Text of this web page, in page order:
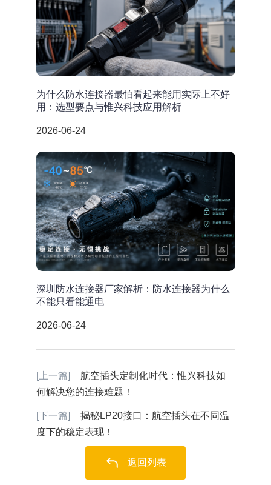
为什么防水连接器最怕看起来能用实际上不好
用：选型要点与惟兴科技应用解析
2026-06-24
深圳防水连接器厂家解析：防水连接器为什么
不能只看能通电
2026-06-24
[上一篇]
航空插头定制化时代：惟兴科技如
何解决您的连接难题！
[下一篇]
​揭秘LP20接口：航空插头在不同温
度下的稳定表现！
返回列表